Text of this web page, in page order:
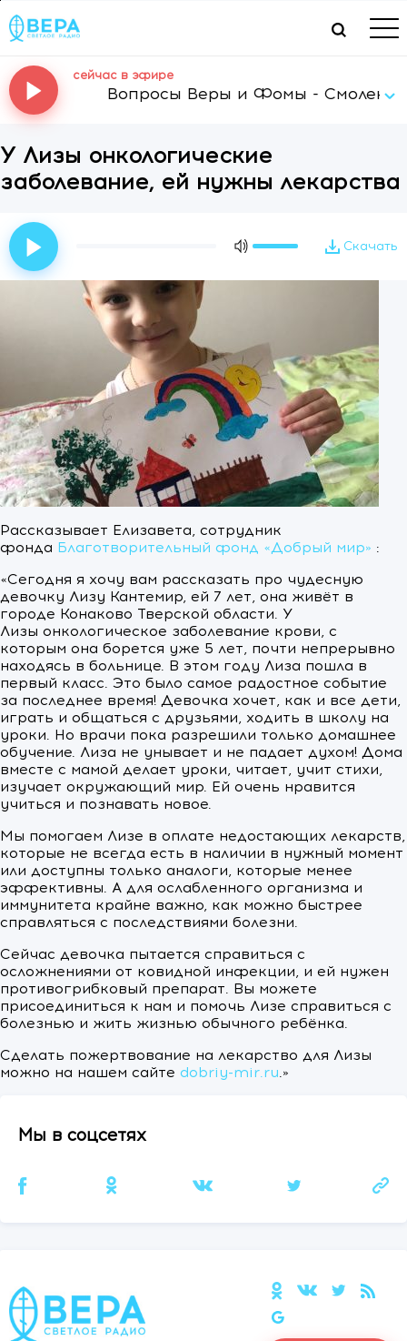
сейчас в эфире
Вопросы Веры и Фомы -
У Лизы онкологические
заболевание, ей нужны лекарства
Скачать
Рассказывает Елизавета, сотрудник
фонда Благотворительный фонд «Добрый мир» :
«Сегодня я хочу вам рассказать про чудесную
девочку Лизу Кантемир, ей 7 лет, она живёт в
городе Конаково Тверской области. У
Лизы онкологическое заболевание крови, с
которым она борется уже 5 лет, почти непрерывно
находясь в больнице. В этом году Лиза пошла в
первый класс. Это было самое радостное событие
за последнее время! Девочка хочет, как и все дети,
играть и общаться с друзьями, ходить в школу на
уроки. Но врачи пока разрешили только домашнее
обучение. Лиза не унывает и не падает духом! Дома
вместе с мамой делает уроки, читает, учит стихи,
изучает окружающий мир. Ей очень нравится
учиться и познавать новое.
Мы помогаем Лизе в оплате недостающих лекарств,
которые не всегда есть в наличии в нужный момент
или доступны только аналоги, которые менее
эффективны. А для ослабленного организма и
иммунитета крайне важно, как можно быстрее
справляться с последствиями болезни.
Сейчас девочка пытается справиться с
осложнениями от ковидной инфекции, и ей нужен
противогрибковый препарат. Вы можете
присоединиться к нам и помочь Лизе справиться с
болезнью и жить жизнью обычного ребёнка.
Сделать пожертвование на лекарство для Лизы
можно на нашем сайте dobriy-mir.ru.»
Мы в соцсетях